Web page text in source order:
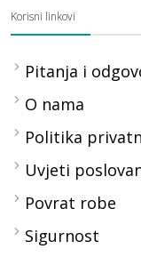
Korisni linkovi
Pitanja i
O nama
Politika
Uvjeti
Povrat robe
Sigurnost